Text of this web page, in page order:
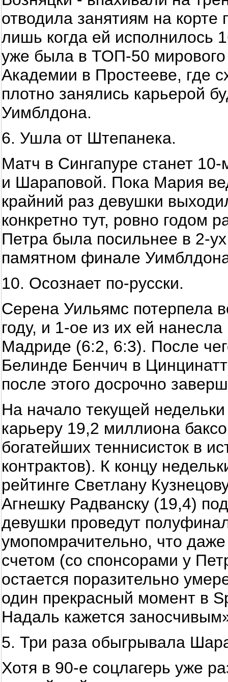
отводила занятиям на
лишь когда ей исполнилось
уже была в ТОП-50 мирового
Академии в Простееве, где
плотно занялись карьерой
Уимблдона.
6. Ушла от Штепанека.
Матч в Сингапуре станет
и Шараповой. Пока Мария
крайний раз девушки
конкретно тут, ровно годом
Петра была посильнее в 2-
памятном финале
10. Осознает по-русски.
Серена Уильямс потерпела
году, и 1-ое из их ей
Мадриде (6:2, 6:3). После
Белинде Бенчич в
после этого досрочно
На начало текущей
карьеру 19,2 миллиона
богатейших теннисисток в
контрактов). К концу
рейтинге Светлану
Агнешку Радванску (19,4)
девушки проведут
умопомрачительно, что
счетом (со спонсорами у
остается поразительно
один прекрасный момент в
Надаль кажется
5. Три раза обыгрывала
Хотя в 90-е соцлагерь уже